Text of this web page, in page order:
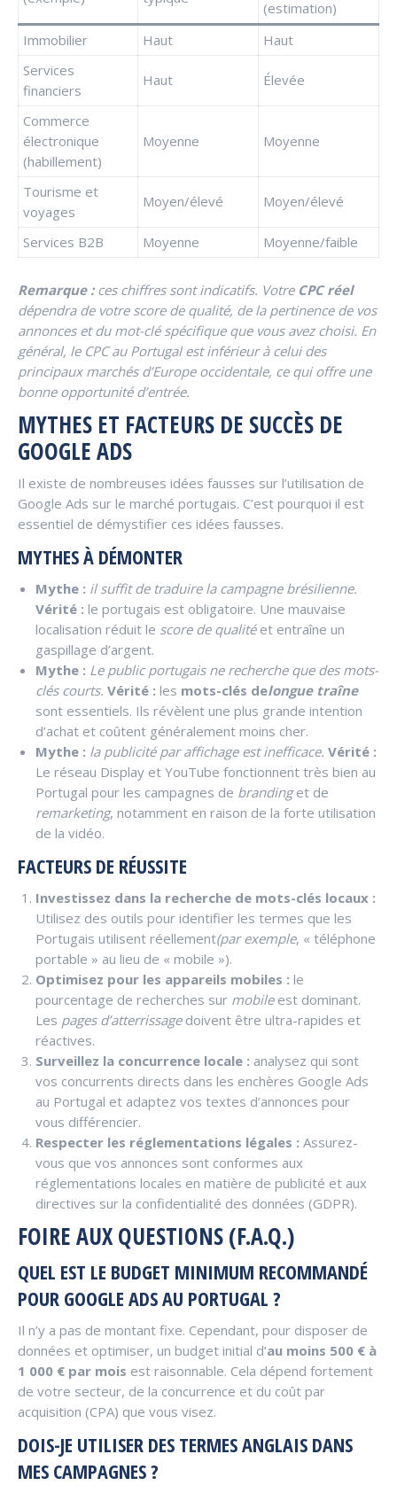
(estimation)
Immobilier
Haut
Haut
Services
financiers
Haut Élevée
Commerce
électronique
(habillement)
Moyenne Moyenne
Tourisme et
voyages
Moyen/élevé Moyen/élevé
Services B2B Moyenne Moyenne/faible
Remarque :ces chiffres sont indicatifs. Votre CPC réel
dépendra de votre score de qualité, de la pertinence de vos
annonces et du mot-clé spécifique que vous avez choisi. En
général, le CPC au Portugal est inférieur à celui des
principaux marchés d’Europe occidentale, ce qui offre une
bonne opportunité d’entrée.
MYTHES ET FACTEURS DE SUCCÈS DE
GOOGLE ADS
Il existe de nombreuses idées fausses sur l’utilisation de
Google Ads sur le marché portugais. C’est pourquoi il est
essentiel de démystifier ces idées fausses.
MYTHES À DÉMONTER
Mythe : il suffit de traduire la campagne brésilienne.
Vérité : le portugais est obligatoire. Une mauvaise
localisation réduit le score de qualitéet entraîne un
gaspillage d’argent.
Mythe : Le public portugais ne recherche que des mots-
clés courts. Vérité : les mots-clés delongue traîne
sont essentiels. Ils révèlent une plus grande intention
d’achat et coûtent généralement moins cher.
Mythe : la publicité par affichage est inefficace. Vérité :
Le réseau Display et YouTube fonctionnent très bien au
Portugal pour les campagnes de brandinget de
remarketing, notamment en raison de la forte utilisation
de la vidéo.
FACTEURS DE RÉUSSITE
Investissez dans la recherche de mots-clés locaux :
Utilisez des outils pour identifier les termes que les
Portugais utilisent réellement(par exemple, « téléphone
portable » au lieu de « mobile »).
Optimisez pour les appareils mobiles : le
pourcentage de recherches sur mobileest dominant.
Les pages d’atterrissagedoivent être ultra-rapides et
réactives.
Surveillez la concurrence locale : analysez qui sont
vos concurrents directs dans les enchères Google Ads
au Portugal et adaptez vos textes d’annonces pour
vous différencier.
Respecter les réglementations légales : Assurez-
vous que vos annonces sont conformes aux
réglementations locales en matière de publicité et aux
directives sur la confidentialité des données (GDPR).
FOIRE AUX QUESTIONS (F.A.Q.)
QUEL EST LE BUDGET MINIMUM RECOMMANDÉ
POUR GOOGLE ADS AU PORTUGAL ?
Il n’y a pas de montant fixe. Cependant, pour disposer de
données et optimiser, un budget initial d’au moins 500 € à
1 000 € par mois est raisonnable. Cela dépend fortement
de votre secteur, de la concurrence et du coût par
acquisition (CPA) que vous visez.
DOIS-JE UTILISER DES TERMES ANGLAIS DANS
MES CAMPAGNES ?